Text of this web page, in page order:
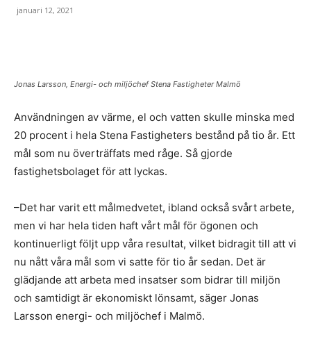
januari 12, 2021
Jonas Larsson, Energi- och miljöchef Stena Fastigheter Malmö
Användningen av värme, el och vatten skulle minska med
20 procent i hela Stena Fastigheters bestånd på tio år. Ett
mål som nu överträffats med råge. Så gjorde
fastighetsbolaget för att lyckas.
–Det har varit ett målmedvetet, ibland också svårt arbete,
men vi har hela tiden haft vårt mål för ögonen och
kontinuerligt följt upp våra resultat, vilket bidragit till att vi
nu nått våra mål som vi satte för tio år sedan. Det är
glädjande att arbeta med insatser som bidrar till miljön
och samtidigt är ekonomiskt lönsamt, säger Jonas
Larsson energi- och miljöchef i Malmö.